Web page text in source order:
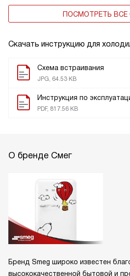
Скачать инструкцию для
Схема встраивания
JPG, 64.53 KB
Инструкция по
PDF, 817.56 KB
ПОСМОТРЕТЬ ВСЕ
О бренде Смег
Бренд Smeg широко известен
высококачественной бытовой и